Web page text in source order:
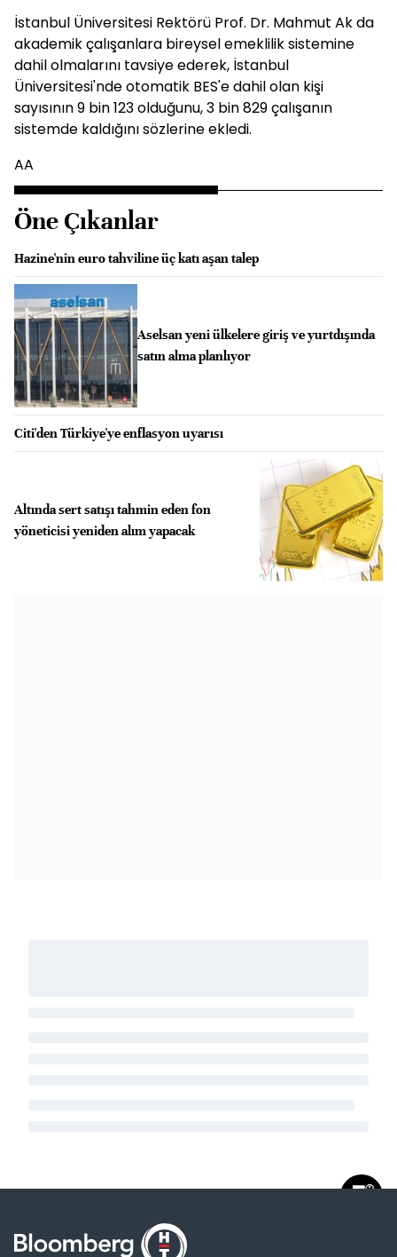
İstanbul Üniversitesi Rektörü Prof. Dr. Mahmut Ak da
akademik çalışanlara bireysel emeklilik sistemine
dahil olmalarını tavsiye ederek, İstanbul
Üniversitesi'nde otomatik BES'e dahil olan kişi
sayısının 9 bin 123 olduğunu, 3 bin 829 çalışanın
sistemde kaldığını sözlerine ekledi.
AA
Öne Çıkanlar
Hazine'nin euro tahviline üç katı aşan talep
Aselsan yeni ülkelere giriş ve yurtdışında
satın alma planlıyor
Citi'den Türkiye'ye enflasyon uyarısı
Altında sert satışı tahmin eden fon
yöneticisi yeniden alım yapacak